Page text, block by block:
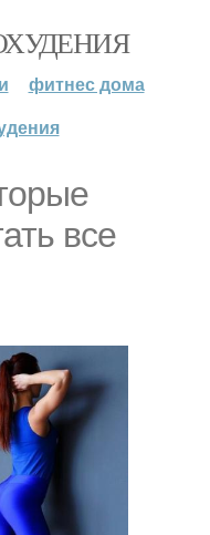
фитнес дома
все